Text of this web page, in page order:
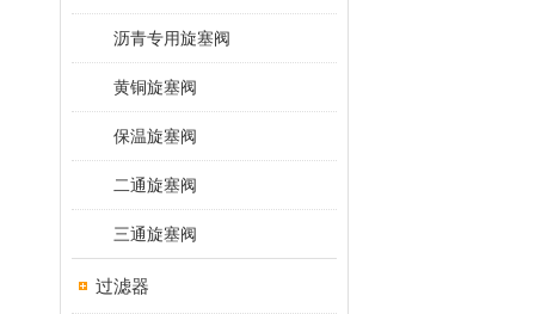
沥青专用旋塞阀
黄铜旋塞阀
保温旋塞阀
二通旋塞阀
三通旋塞阀
过滤器